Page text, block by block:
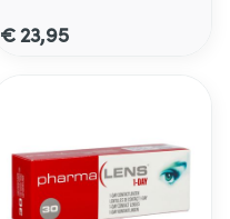
€ 23,95